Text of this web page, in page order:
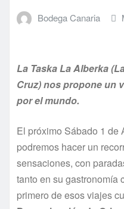
Bodega Canaria
La Taska La Alberka
Cruz) nos propone un
por el mundo.
El próximo Sábado 1 de
podremos hacer un
sensaciones, con
tanto en su gastronomía
primero de esos viajes